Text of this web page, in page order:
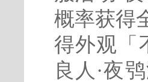
概率获得
得外观「
良人·夜